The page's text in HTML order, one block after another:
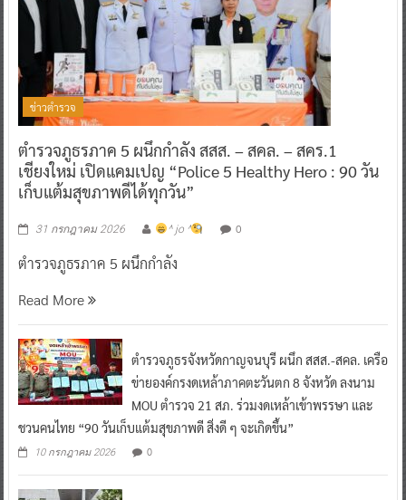
ข่าวตำรวจ
ตำรวจภูธรภาค 5 ผนึกกำลัง สสส. – สคล. – สคร.1
เชียงใหม่ เปิดแคมเปญ “Police 5 Healthy Hero : 90 วัน
เก็บแต้มสุขภาพดีได้ทุกวัน”
31 กรกฎาคม 2026 ^ jo ^ 0
ตำรวจภูธรภาค 5 ผนึกกำลัง
Read More
ตำรวจภูธรจังหวัดกาญจนบุรี ผนึก สสส.-สคล. เครือ
ข่ายองค์กรงดเหล้าภาคตะวันตก 8 จังหวัด ลงนาม
MOU ตำรวจ 21 สภ. ร่วมงดเหล้าเข้าพรรษา และ
ชวนคนไทย “90 วันเก็บแต้มสุขภาพดี สิ่งดี ๆ จะเกิดขึ้น”
10 กรกฎาคม 2026 0